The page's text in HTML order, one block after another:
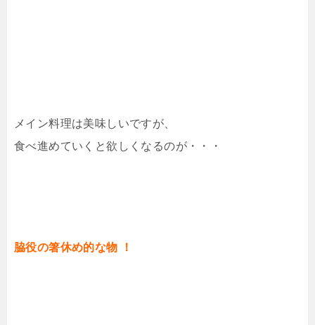
メイン料理は美味しいですが、
食べ進めていくと欲しくなるのが・・・
脇役の箸休め的な物 ！